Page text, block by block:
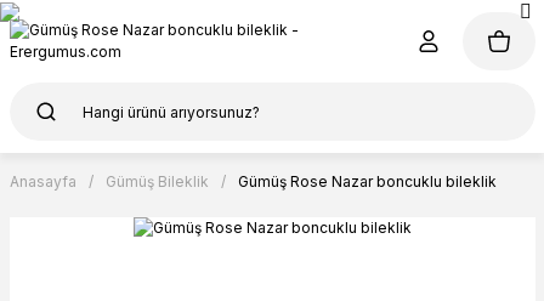
Anasayfa Gümüş Bileklik Gümüş Rose Nazar boncuklu bileklik